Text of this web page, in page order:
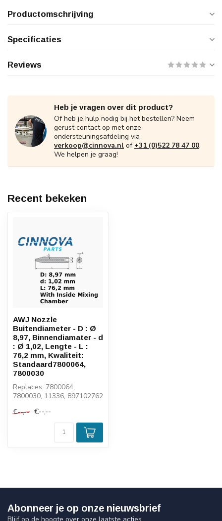
Productomschrijving
Specificaties
Reviews
Heb je vragen over dit product?
Of heb je hulp nodig bij het bestellen? Neem
gerust contact op met onze
ondersteuningsafdeling via
verkoop@cinnova.nl of +31 (0)522 78 47 00.
We helpen je graag!
Recent bekeken
AWJ Nozzle
Buitendiameter - D : Ø
8,97, Binnendiamater - d
: Ø 1,02, Lengte - L :
76,2 mm, Kwaliteit:
Standaard7800064,
7800030
Replaces: 7800064,
7800030, 11336, 897102762
€--,-- €--,--
Abonneer je op onze nieuwsbrief